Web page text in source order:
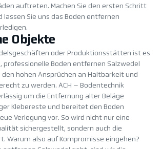
auftreten. Machen Sie den ersten Schritt
lassen Sie uns das Boden entfernen
Objekte
oder Produktionsstätten ist es
Boden entfernen Salzwedel
hohen Ansprüchen an Haltbarkeit und
zu werden. ACH – Bodentechnik
um die Entfernung alter Beläge
Klebereste und bereitet den Boden
Verlegung vor. So wird nicht nur eine
sichergestellt, sondern auch die
Warum also auf Kompromisse eingehen?